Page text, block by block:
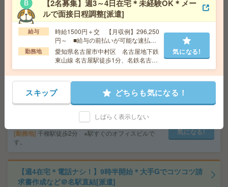
給 与 時給1550円 月収例 201,500円+残業代
交通費 全額支給
勤務地 久屋大通駅徒歩3分、栄町駅徒歩8分 ※久屋大
通駅から徒歩3分、栄町や栄駅からも徒歩圏内の好立
地！
気になる!
1700円＊【在宅週2日】大手電機グループ＜英語スキルを
活かせる＞翻訳のお仕事[派遣]
時給1700円 月収例 263,500円+残業代
勤務地 千種駅徒歩2分 ※駅すぐのオフィスビルで
す。
気になる!
【週4在宅＊電話ナシ！】9時半開始＊大手Gでコツコツ請
求書作成など＠名駅直結[派遣]
【2名募集】週3～4日在宅＊未経験OK＊メー
ルで面接日程調整[派遣]
給与
時給1500円＋交 【月収例】296,250
円～ ■給与の前払いが可能な速払い
サービスあり
勤務地
愛知県名古屋市中村区 名古屋地下鉄
東山線 名古屋駅徒歩1分、名鉄名古屋
本線 名鉄名古屋駅徒歩1分
気になる!
スキップ どちらも気になる！
しばらく表示しない